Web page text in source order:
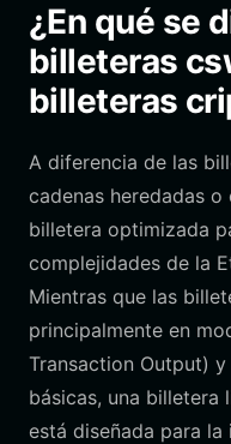
¿En qué se
billeteras
billeteras
A diferencia de las
cadenas heredadas o
billetera optimizada
complejidades de la
Mientras que las
principalmente en
Transaction Output)
básicas, una
está diseñada para